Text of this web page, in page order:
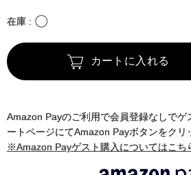
在庫 〇
カートに入れる
Amazon Payのご利用で会員登録なしでゲ
ートページにてAmazon Payボタンをクリ
※Amazon Payゲスト購入についてはこち